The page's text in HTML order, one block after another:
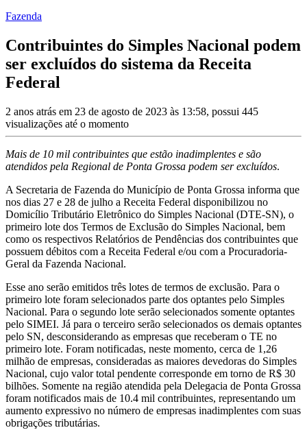
Fazenda
Contribuintes do Simples Nacional podem
ser excluídos do sistema da Receita
Federal
2 anos atrás em 23 de agosto de 2023 às 13:58, possui 445
visualizações até o momento
Mais de 10 mil contribuintes que estão inadimplentes e são
atendidos pela Regional de Ponta Grossa podem ser excluídos.
A Secretaria de Fazenda do Município de Ponta Grossa informa que
nos dias 27 e 28 de julho a Receita Federal disponibilizou no
Domicílio Tributário Eletrônico do Simples Nacional (DTE-SN), o
primeiro lote dos Termos de Exclusão do Simples Nacional, bem
como os respectivos Relatórios de Pendências dos contribuintes que
possuem débitos com a Receita Federal e/ou com a Procuradoria-
Geral da Fazenda Nacional.
Esse ano serão emitidos três lotes de termos de exclusão. Para o
primeiro lote foram selecionados parte dos optantes pelo Simples
Nacional. Para o segundo lote serão selecionados somente optantes
pelo SIMEI. Já para o terceiro serão selecionados os demais optantes
pelo SN, desconsiderando as empresas que receberam o TE no
primeiro lote. Foram notificadas, neste momento, cerca de 1,26
milhão de empresas, consideradas as maiores devedoras do Simples
Nacional, cujo valor total pendente corresponde em torno de R$ 30
bilhões. Somente na região atendida pela Delegacia de Ponta Grossa
foram notificados mais de 10.4 mil contribuintes, representando um
aumento expressivo no número de empresas inadimplentes com suas
obrigações tributárias.